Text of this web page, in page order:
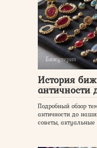
Бижутерия
История
античности
Подробный обзор
античности до
советы,